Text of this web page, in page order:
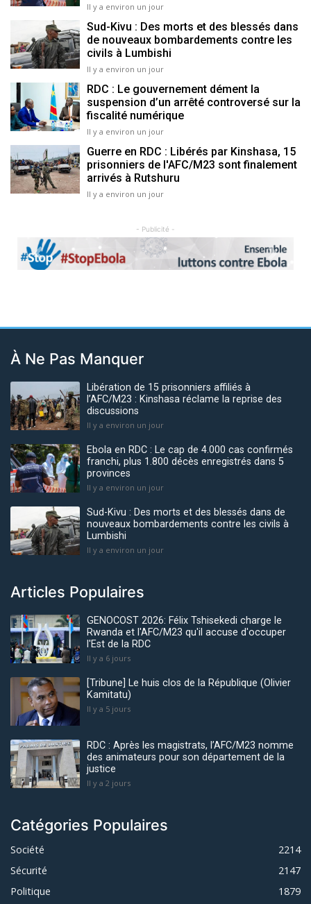
Il y a environ un jour
Sud-Kivu : Des morts et des blessés dans
de nouveaux bombardements contre les
civils à Lumbishi
Il y a environ un jour
RDC : Le gouvernement dément la
suspension d’un arrêté controversé sur la
fiscalité numérique
Il y a environ un jour
Guerre en RDC : Libérés par Kinshasa, 15
prisonniers de l'AFC/M23 sont finalement
arrivés à Rutshuru
Il y a environ un jour
- Publicité -
Previous Next
À Ne Pas Manquer
Libération de 15 prisonniers affiliés à
l’AFC/M23 : Kinshasa réclame la reprise des
discussions
Il y a environ un jour
Ebola en RDC : Le cap de 4.000 cas confirmés
franchi, plus 1.800 décès enregistrés dans 5
provinces
Il y a environ un jour
Sud-Kivu : Des morts et des blessés dans de
nouveaux bombardements contre les civils à
Lumbishi
Il y a environ un jour
Articles Populaires
GENOCOST 2026: Félix Tshisekedi charge le
Rwanda et l'AFC/M23 qu'il accuse d'occuper
l'Est de la RDC
Il y a 6 jours
[Tribune] Le huis clos de la République (Olivier
Kamitatu)
Il y a 5 jours
RDC : Après les magistrats, l’AFC/M23 nomme
des animateurs pour son département de la
justice
Il y a 2 jours
Catégories Populaires
Société
2214
Sécurité
2147
Politique
1879